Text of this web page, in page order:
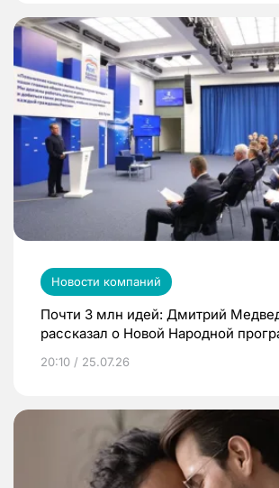
Новости компаний
Почти 3 млн идей: Дмитрий
рассказал о Новой Народной
20:10 / 25.07.26